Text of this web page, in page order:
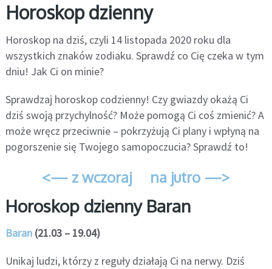
Horoskop dzienny
Horoskop na dziś, czyli 14 listopada 2020 roku dla
wszystkich znaków zodiaku. Sprawdź co Cię czeka w tym
dniu! Jak Ci on minie?
Sprawdzaj horoskop codzienny! Czy gwiazdy okażą Ci
dziś swoją przychylność? Może pomogą Ci coś zmienić? A
może wręcz przeciwnie – pokrzyżują Ci plany i wpłyną na
pogorszenie się Twojego samopoczucia? Sprawdź to!
<— z wczoraj na jutro —>
Horoskop dzienny Baran
Baran(21.03 – 19.04)
Unikaj ludzi, którzy z reguły działają Ci na nerwy. Dziś